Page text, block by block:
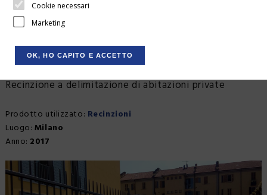
Recinzione residenziale Conica a
Milano: Recinzioni by Edilgrid
RECINZIONE
RESIDENZIALE CONICA
Recinzione a delimitazione di abitazioni private
Prodotto utilizzato: Recinzioni
Luogo: Milano
Anno: 2017
SCHEDE TECNICHE
REALIZZAZIONI
Cookie necessari
Marketing
OK, HO CAPITO E ACCETTO